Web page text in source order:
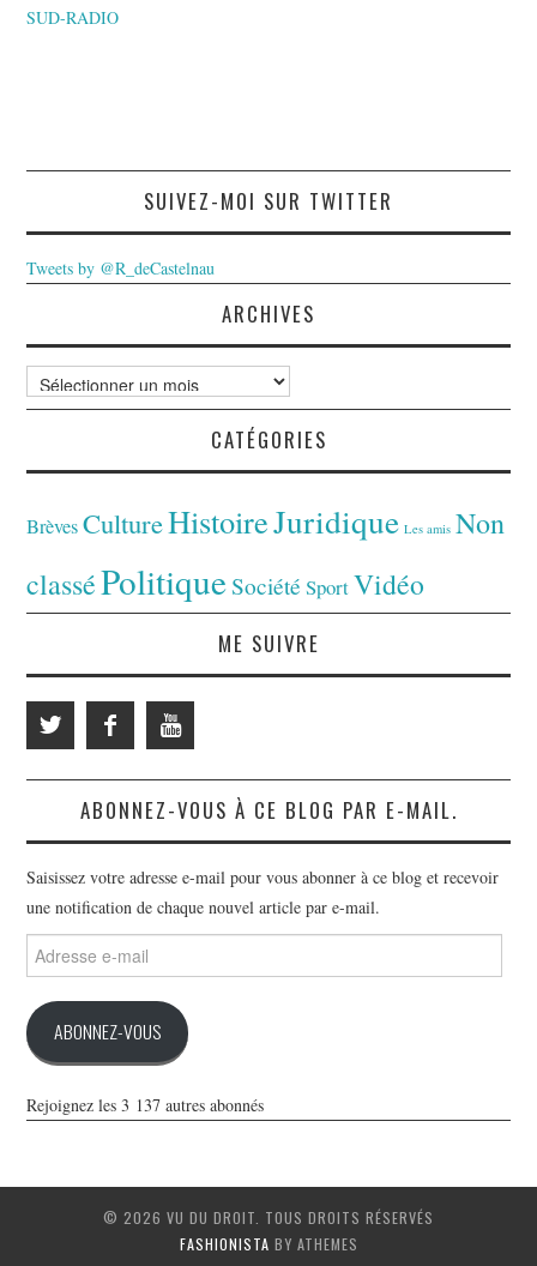
SUD-RADIO
SUIVEZ-MOI SUR TWITTER
Tweets by @R_deCastelnau
ARCHIVES
Archives
CATÉGORIES
Brèves CultureHistoireJuridique Les amis Non
classéPolitiqueSociété SportVidéo
ME SUIVRE
ABONNEZ-VOUS À CE BLOG PAR E-MAIL.
Saisissez votre adresse e-mail pour vous abonner à ce blog et recevoir
une notification de chaque nouvel article par e-mail.
Adresse
e-
ABONNEZ-VOUS
Rejoignez les 3 137 autres abonnés
© 2026 VU DU DROIT. TOUS DROITS RÉSERVÉS
FASHIONISTA BY ATHEMES